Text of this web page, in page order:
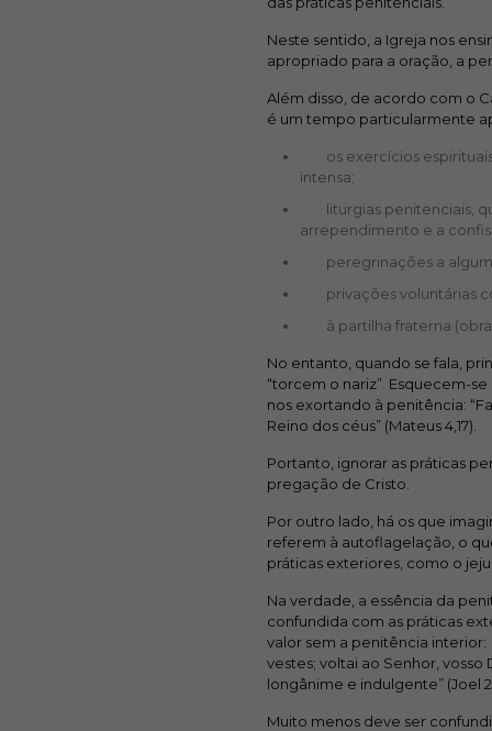
Neste sentido, a Igreja nos
apropriado para a oração, a
Além disso, de acordo com o
é um tempo particularmente
os exercícios
intensa;
liturgias penitenciais,
arrependimento e a
peregrinações a algum
privações voluntárias
à partilha fraterna
No entanto, quando se fala,
“torcem o nariz”. Esquecem-
nos exortando à penitência:
Reino dos céus” (Mateus 4,17).
Portanto, ignorar as práticas
pregação de Cristo.
Por outro lado, há os que
referem à autoflagelação, o
práticas exteriores, como o
Na verdade, a essência da
confundida com as práticas
valor sem a penitência interior:
vestes; voltai ao Senhor,
longânime e indulgente” (Joel
Muito menos deve ser